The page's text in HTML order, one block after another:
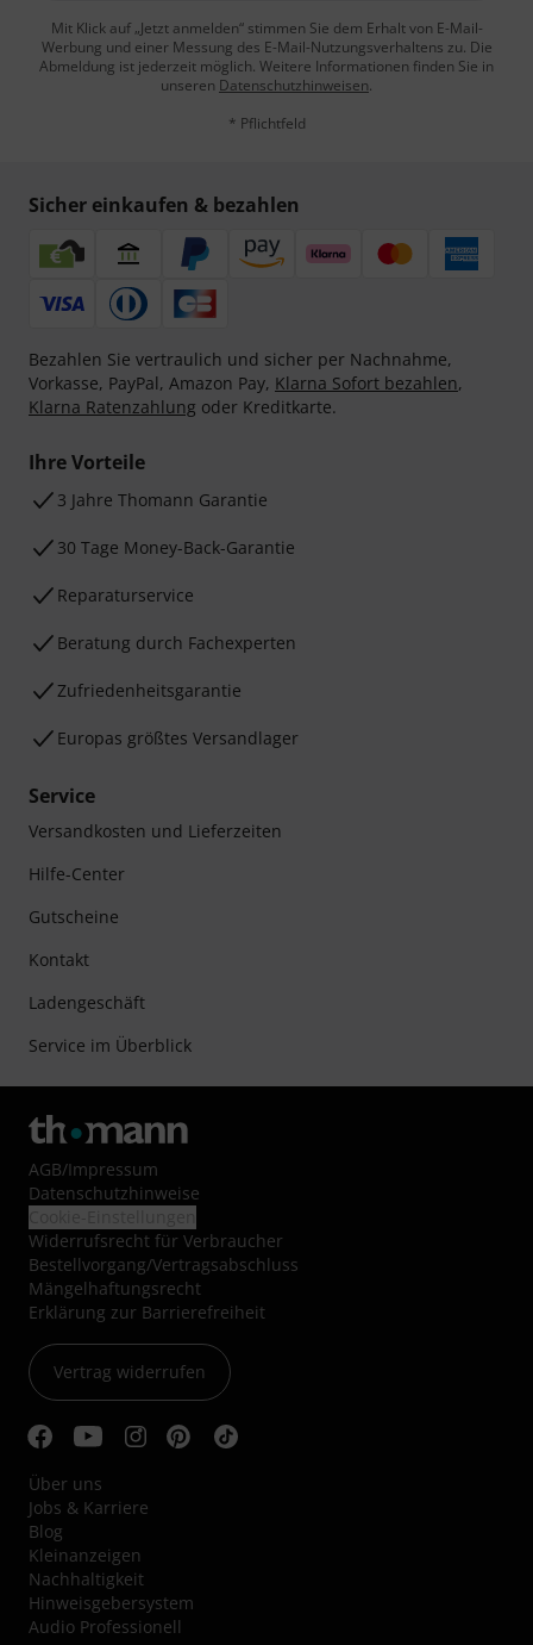
Mit Klick auf „Jetzt anmelden“ stimmen Sie dem Erhalt von E-Mail-
Werbung und einer Messung des E-Mail-Nutzungsverhaltens zu. Die
Abmeldung ist jederzeit möglich. Weitere Informationen finden Sie in
unseren Datenschutzhinweisen.
* Pflichtfeld
Sicher einkaufen & bezahlen
Bezahlen Sie vertraulich und sicher per Nachnahme,
Vorkasse, PayPal, Amazon Pay, Klarna Sofort bezahlen,
Klarna Ratenzahlung oder Kreditkarte.
Ihre Vorteile
3 Jahre Thomann Garantie
30 Tage Money-Back-Garantie
Reparaturservice
Beratung durch Fachexperten
Zufriedenheitsgarantie
Europas größtes Versandlager
Service
Versandkosten und Lieferzeiten
Hilfe-Center
Gutscheine
Kontakt
Ladengeschäft
Service im Überblick
AGB/Impressum
Datenschutzhinweise
Widerrufsrecht für Verbraucher
Bestellvorgang/Vertragsabschluss
Mängelhaftungsrecht
Erklärung zur Barrierefreiheit
Vertrag widerrufen
Über uns
Jobs & Karriere
Blog
Kleinanzeigen
Nachhaltigkeit
Hinweisgebersystem
Audio Professionell